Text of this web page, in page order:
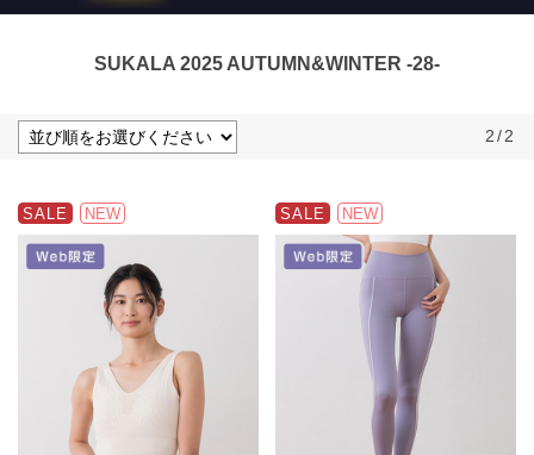
SUKALA 2025 AUTUMN&WINTER -28-
2/2
SALE NEW SALE NEW